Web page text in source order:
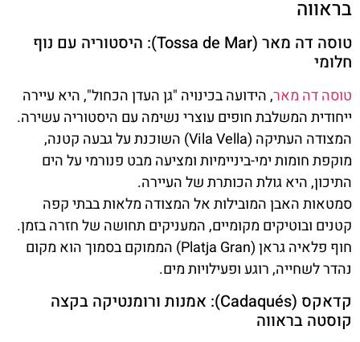
בראווה
טוסה דה מאר (Tossa de Mar): היסטוריה עם נוף
חלומי
טוסה דה מאר, הידועה בכינויה "גן העדן הכחול", היא עיירה
ייחודית המשלבת חופים עוצרי נשימה עם היסטוריה עשירה.
המצודה העתיקה (Vila Vella) השוכנת על גבעה קטנה,
מוקפת חומות ימי-ביניימיות ומציעה מבט פנורמי על הים
התיכון, היא גולת הכותרת של העיירה.
סמטאות האבן המובילות אל המצודה מלאות בבתי קפה
קטנים ובוטיקים מקומיים, המעניקים תחושה של חזרה בזמן.
חוף פלאיה גראן (Platja Gran) הממוקם בסמוך הוא מקום
נהדר לשחייה, רוגע ופעילויות מים.
קדאקס (Cadaqués): אמנות ורומנטיקה בקצה
קוסטה בראווה